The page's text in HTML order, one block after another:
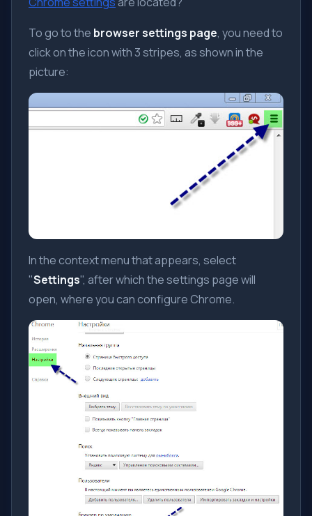
To go to the browser settings page, you need to
click on the icon with 3 stripes, as shown in the
picture:
In the context menu that appears, select
"Settings", after which the settings page will
open, where you can configure Chrome.